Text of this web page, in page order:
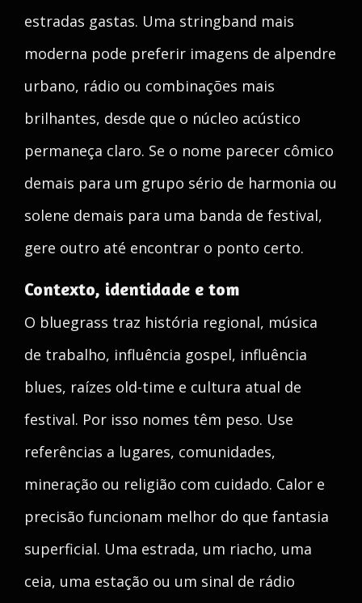
estradas gastas. Uma stringband mais
moderna pode preferir imagens de alpendre
urbano, rádio ou combinações mais
brilhantes, desde que o núcleo acústico
permaneça claro. Se o nome parecer cômico
demais para um grupo sério de harmonia ou
solene demais para uma banda de festival,
gere outro até encontrar o ponto certo.
Contexto, identidade e tom
O bluegrass traz história regional, música
de trabalho, influência gospel, influência
blues, raízes old-time e cultura atual de
festival. Por isso nomes têm peso. Use
referências a lugares, comunidades,
mineração ou religião com cuidado. Calor e
precisão funcionam melhor do que fantasia
superficial. Uma estrada, um riacho, uma
ceia, uma estação ou um sinal de rádio